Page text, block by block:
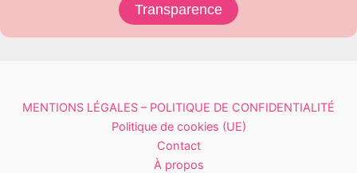
Transparence
MENTIONS LÉGALES – POLITIQUE DE CONFIDENTIALITÉ
Politique de cookies (UE)
Contact
À propos